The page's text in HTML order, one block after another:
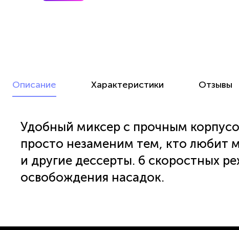
Описание Характеристики Отзывы
Удобный миксер с прочным
просто незаменим тем, кто любит
и другие дессерты. 6 скоростных
освобождения насадок.